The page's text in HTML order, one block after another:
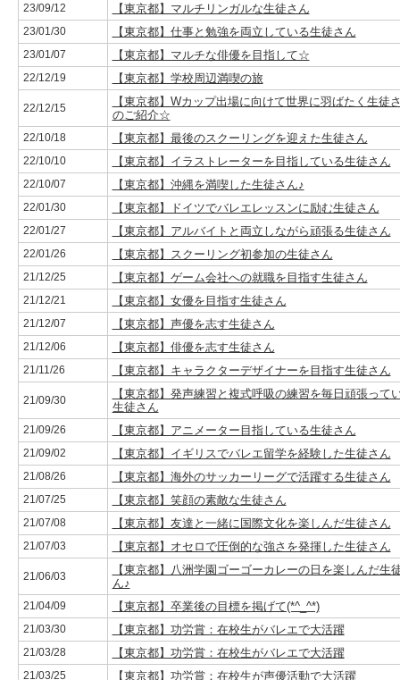
23/09/12 【東京都】マルチリンガルな生徒さん
23/01/30 【東京都】仕事と勉強を両立している生徒さん
23/01/07 【東京都】マルチな俳優を目指して☆
22/12/19 【東京都】学校周辺満喫の旅
22/12/15
【東京都】Wカップ出場に向けて世界に羽ばたく生徒
のご紹介☆
22/10/18 【東京都】最後のスクーリングを迎えた生徒さん
22/10/10 【東京都】イラストレーターを目指している生徒さん
22/10/07 【東京都】沖縄を満喫した生徒さん♪
22/01/30 【東京都】ドイツでバレエレッスンに励む生徒さん
22/01/27 【東京都】アルバイトと両立しながら頑張る生徒さん
22/01/26 【東京都】スクーリング初参加の生徒さん
21/12/25 【東京都】ゲーム会社への就職を目指す生徒さん
21/12/21 【東京都】女優を目指す生徒さん
21/12/07 【東京都】声優を志す生徒さん
21/12/06 【東京都】俳優を志す生徒さん
21/11/26 【東京都】キャラクターデザイナーを目指す生徒さん
21/09/30
【東京都】発声練習と複式呼吸の練習を毎日頑張って
生徒さん
21/09/26 【東京都】アニメーター目指している生徒さん
21/09/02 【東京都】イギリスでバレエ留学を経験した生徒さん
21/08/26 【東京都】海外のサッカーリーグで活躍する生徒さん
21/07/25 【東京都】笑顔の素敵な生徒さん
21/07/08 【東京都】友達と一緒に国際文化を楽しんだ生徒さん
21/07/03 【東京都】オセロで圧倒的な強さを発揮した生徒さん
21/06/03
【東京都】八洲学園ゴーゴーカレーの日を楽しんだ生
ん♪
21/04/09 【東京都】卒業後の目標を掲げて(*^_^*)
21/03/30 【東京都】功労賞：在校生がバレエで大活躍
21/03/28 【東京都】功労賞：在校生がバレエで大活躍
21/03/25 【東京都】功労賞：在校生が声優活動で大活躍